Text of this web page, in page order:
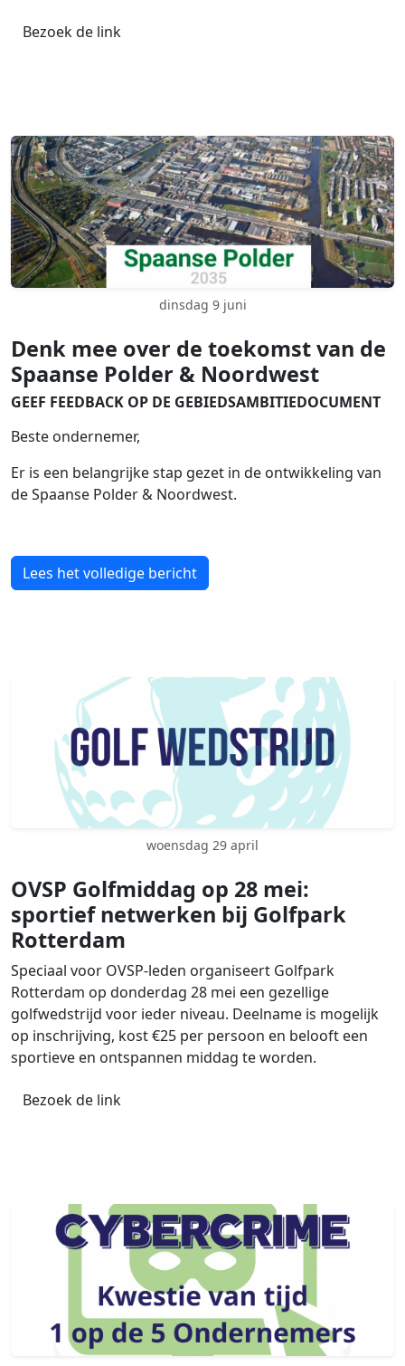
Bezoek de link
dinsdag 9 juni
Denk mee over de toekomst van de
Spaanse Polder & Noordwest
GEEF FEEDBACK OP DE GEBIEDSAMBITIEDOCUMENT
Beste ondernemer,
Er is een belangrijke stap gezet in de ontwikkeling van
de Spaanse Polder & Noordwest.
Lees het volledige bericht
woensdag 29 april
OVSP Golfmiddag op 28 mei:
sportief netwerken bij Golfpark
Rotterdam
Speciaal voor OVSP-leden organiseert Golfpark
Rotterdam op donderdag 28 mei een gezellige
golfwedstrijd voor ieder niveau. Deelname is mogelijk
op inschrijving, kost €25 per persoon en belooft een
sportieve en ontspannen middag te worden.
Bezoek de link